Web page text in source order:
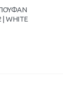
| WHITE